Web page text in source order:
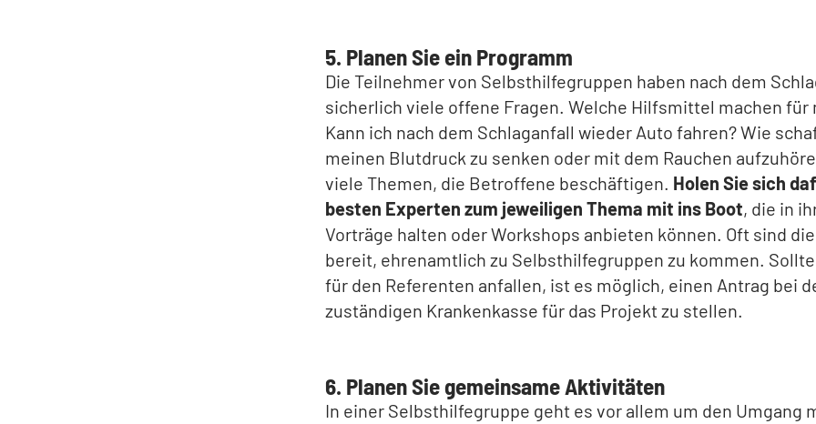
5. Planen Sie ein Programm
Die Teilnehmer von Selbsthilfegruppen haben nach dem
sicherlich viele offene Fragen. Welche Hilfsmittel machen für
Kann ich nach dem Schlaganfall wieder Auto fahren? Wie
meinen Blutdruck zu senken oder mit dem Rauchen
viele Themen, die Betroffene beschäftigen. Holen Sie sich
besten Experten zum jeweiligen Thema mit ins Boot, die in
Vorträge halten oder Workshops anbieten können. Oft sind
bereit, ehrenamtlich zu Selbsthilfegruppen zu kommen.
für den Referenten anfallen, ist es möglich, einen Antrag bei
zuständigen Krankenkasse für das Projekt zu stellen.
6. Planen Sie gemeinsame Aktivitäten
In einer Selbsthilfegruppe geht es vor allem um den Umgang